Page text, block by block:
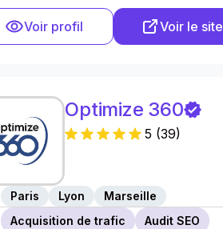
Voir profil Voir le site
Optimize 360
5 (39)
Paris Lyon
Marseille
Acquisition de trafic
Audit SEO